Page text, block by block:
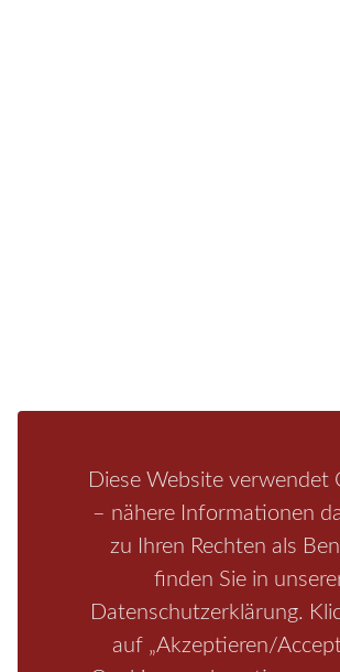
Diese Website verwendet
– nähere Informationen
zu Ihren Rechten als
finden Sie in
Datenschutzerklärung.
auf „Akzeptieren/